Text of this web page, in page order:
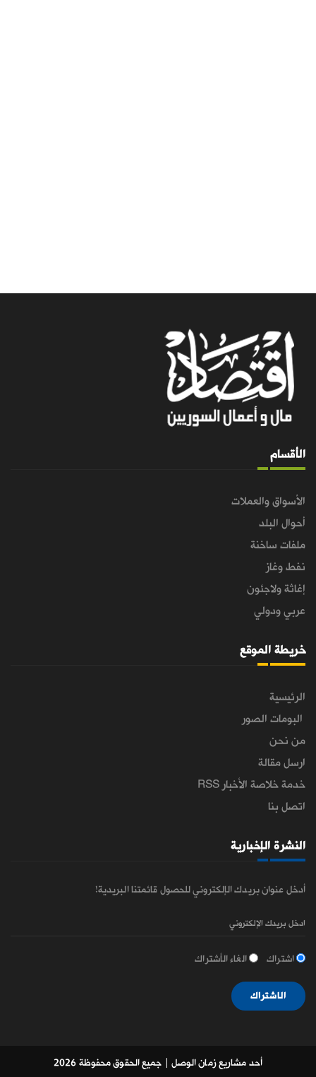
الأقسام
الأسواق والعملات
أحوال البلد
ملفات ساخنة
نفط وغاز
إغاثة ولاجئون
عربي ودولي
خريطة الموقع
الرئيسية
البومات الصور
من نحن
ارسل مقالة
خدمة خلاصة الأخبار RSS
اتصل بنا
النشرة الإخبارية
أدخل عنوان بريدك الإلكتروني للحصول قائمتنا البريدية!
اشتراك الغاء الأشتراك
الاشتراك
أحد مشاريع زمان الوصل | جميع الحقوق محفوظة 2026